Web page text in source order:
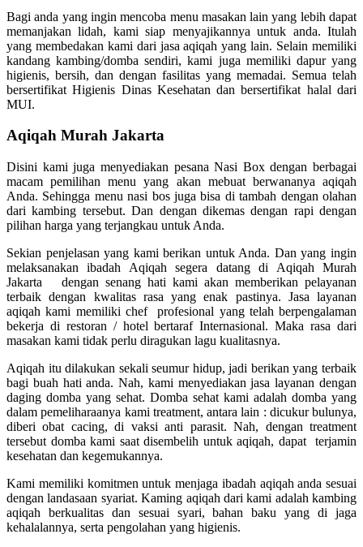
Bagi anda yang ingin mencoba menu masakan lain yang lebih dapat
memanjakan lidah, kami siap menyajikannya untuk anda. Itulah
yang membedakan kami dari jasa aqiqah yang lain. Selain memiliki
kandang kambing/domba sendiri, kami juga memiliki dapur yang
higienis, bersih, dan dengan fasilitas yang memadai. Semua telah
bersertifikat Higienis Dinas Kesehatan dan bersertifikat halal dari
MUI.
Aqiqah Murah Jakarta
Disini kami juga menyediakan pesana Nasi Box dengan berbagai
macam pemilihan menu yang akan mebuat berwananya aqiqah
Anda. Sehingga menu nasi bos juga bisa di tambah dengan olahan
dari kambing tersebut. Dan dengan dikemas dengan rapi dengan
pilihan harga yang terjangkau untuk Anda.
Sekian penjelasan yang kami berikan untuk Anda. Dan yang ingin
melaksanakan ibadah Aqiqah segera datang di Aqiqah Murah
Jakarta dengan senang hati kami akan memberikan pelayanan
terbaik dengan kwalitas rasa yang enak pastinya. Jasa layanan
aqiqah kami memiliki chef profesional yang telah berpengalaman
bekerja di restoran / hotel bertaraf Internasional. Maka rasa dari
masakan kami tidak perlu diragukan lagu kualitasnya.
Aqiqah itu dilakukan sekali seumur hidup, jadi berikan yang terbaik
bagi buah hati anda. Nah, kami menyediakan jasa layanan dengan
daging domba yang sehat. Domba sehat kami adalah domba yang
dalam pemeliharaanya kami treatment, antara lain : dicukur bulunya,
diberi obat cacing, di vaksi anti parasit. Nah, dengan treatment
tersebut domba kami saat disembelih untuk aqiqah, dapat terjamin
kesehatan dan kegemukannya.
Kami memiliki komitmen untuk menjaga ibadah aqiqah anda sesuai
dengan landasaan syariat. Kaming aqiqah dari kami adalah kambing
aqiqah berkualitas dan sesuai syari, bahan baku yang di jaga
kehalalannya, serta pengolahan yang higienis.